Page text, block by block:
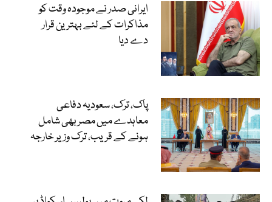
ایرانی صدر نے موجودہ وقت کو
مذاکرات کے لئے بہترین قرار
دے دیا
پاک، ترک، سعودیہ دفاعی
معاہدے میں مصر بھی شامل
ہونے کے قریب، ترک وزیر خارجہ